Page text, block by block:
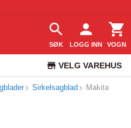
SØK LOGG INN VOGN
VELG VAREHUS
KUNDESERVICE
Sirkelsagblad Makita